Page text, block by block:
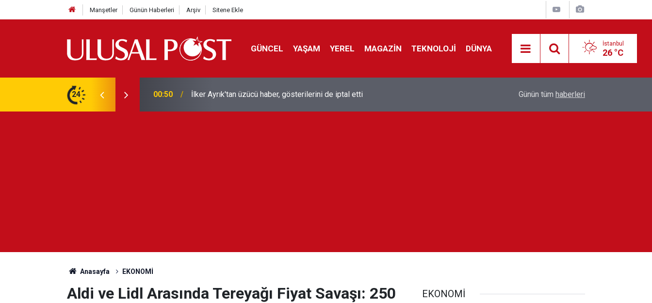
Manşetler Günün Haberleri Arşiv Sitene Ekle
GÜNCEL YAŞAM YEREL MAGAZİN TEKNOLOJİ DÜNYA İstanbul
26 °C
24 00:39
Liverpool efsanesi Mısırlı yıldız Mohamed Salah Trabzonspor ile anlaştı!
Yarın geliyor
Feridun Düzağaç sahnelere ara verdi: ''En az
Günün tüm haberleri
Anasayfa EKONOMİ
Aldi ve Lidl Arasında Tereyağı Fiyat Savaşı: 250
EKONOMİ